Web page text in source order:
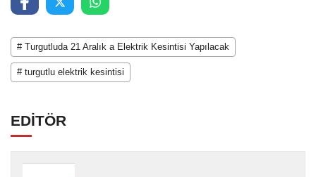
# Turgutluda 21 Aralık a Elektrik Kesintisi Yapılacak
# turgutlu elektrik kesintisi
EDİTÖR